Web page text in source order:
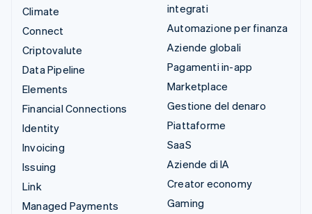
Climate
Connect
Criptovalute
Data Pipeline
Elements
Financial Connections
Identity
Invoicing
Issuing
Link
Managed Payments
integrati
Automazione per finanza
Aziende globali
Pagamenti in-app
Marketplace
Gestione del denaro
Piattaforme
SaaS
Aziende di IA
Creator economy
Gaming